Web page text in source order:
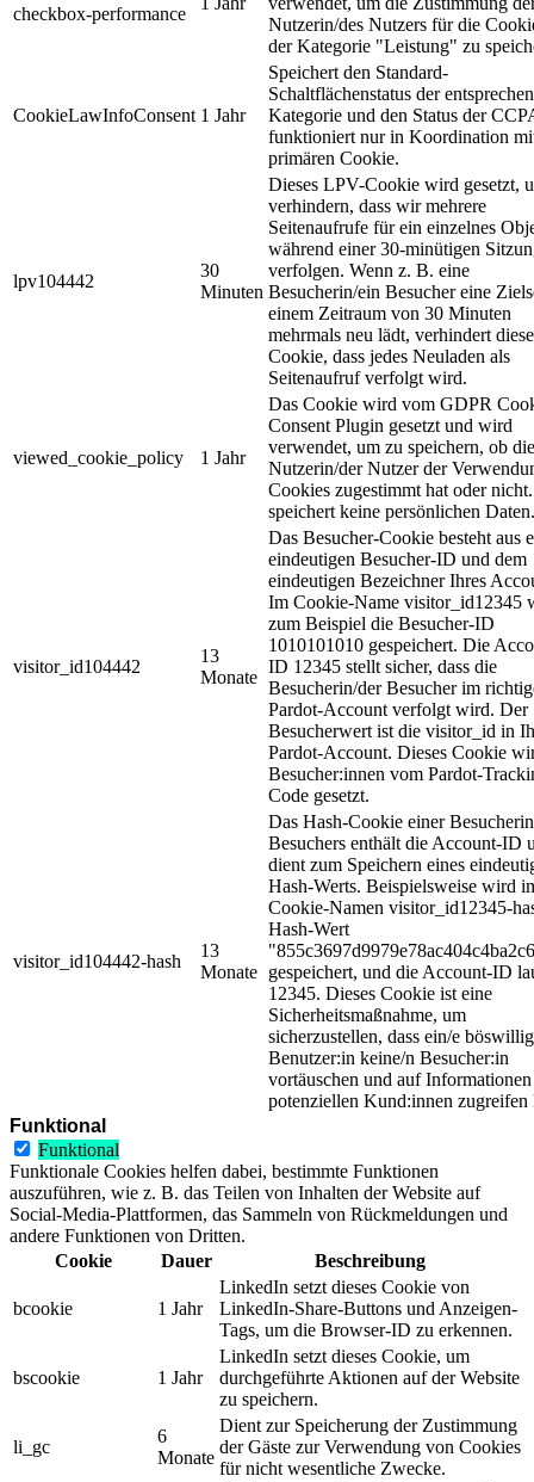
checkbox-performance
Nutzerin/des Nutzers für die
der Kategorie "Leistung" zu
CookieLawInfoConsent 1 Jahr
Speichert den Standard-
Schaltflächenstatus der
Kategorie und den Status der
funktioniert nur in Koordination
primären Cookie.
lpv104442
30
Minuten
Dieses LPV-Cookie wird gesetzt,
verhindern, dass wir mehrere
Seitenaufrufe für ein einzelnes
während einer 30-minütigen
verfolgen. Wenn z. B. eine
Besucherin/ein Besucher eine
einem Zeitraum von 30 Minuten
mehrmals neu lädt, verhindert
Cookie, dass jedes Neuladen als
Seitenaufruf verfolgt wird.
viewed_cookie_policy 1 Jahr
Das Cookie wird vom GDPR
Consent Plugin gesetzt und wird
verwendet, um zu speichern, ob die
Nutzerin/der Nutzer der
Cookies zugestimmt hat oder
speichert keine persönlichen Daten.
visitor_id104442
13
Monate
Das Besucher-Cookie besteht aus
eindeutigen Besucher-ID und dem
eindeutigen Bezeichner Ihres
Im Cookie-Name visitor_id12345
zum Beispiel die Besucher-ID
1010101010 gespeichert. Die
ID 12345 stellt sicher, dass die
Besucherin/der Besucher im
Pardot-Account verfolgt wird. Der
Besucherwert ist die visitor_id in
Pardot-Account. Dieses Cookie
Besucher:innen vom Pardot-
Code gesetzt.
visitor_id104442-hash
13
Monate
Das Hash-Cookie einer
Besuchers enthält die Account-ID
dient zum Speichern eines
Hash-Werts. Beispielsweise wird
Cookie-Namen visitor_id12345-
Hash-Wert
gespeichert, und die Account-ID
12345. Dieses Cookie ist eine
Sicherheitsmaßnahme, um
sicherzustellen, dass ein/e
Benutzer:in keine/n Besucher:in
vortäuschen und auf
potenziellen Kund:innen
Funktional
Funktional
Funktionale Cookies helfen dabei, bestimmte Funktionen
auszuführen, wie z. B. das Teilen von Inhalten der Website auf
Social-Media-Plattformen, das Sammeln von Rückmeldungen und
andere Funktionen von Dritten.
Cookie
Dauer Beschreibung
bcookie 1 Jahr
LinkedIn setzt dieses Cookie von
LinkedIn-Share-Buttons und Anzeigen-
Tags, um die Browser-ID zu erkennen.
bscookie 1 Jahr
LinkedIn setzt dieses Cookie, um
durchgeführte Aktionen auf der Website
zu speichern.
li_gc
6
Monate
Dient zur Speicherung der Zustimmung
der Gäste zur Verwendung von Cookies
für nicht wesentliche Zwecke.